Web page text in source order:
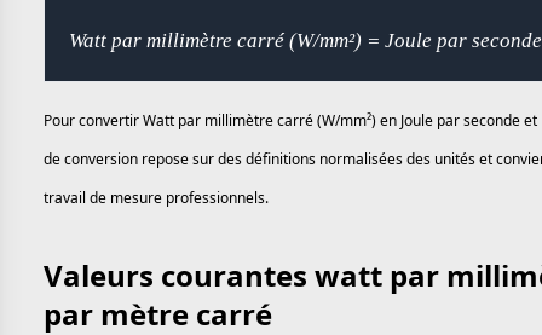
Watt par millimètre carré (W/mm²) = Joule par
Pour convertir Watt par millimètre carré (W/mm²) en Joule par seconde
de conversion repose sur des définitions normalisées des unités et
travail de mesure professionnels.
Valeurs courantes watt par
par mètre carré